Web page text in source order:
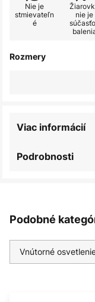
Nie je
stmievateľn
é
nie je
Rozmery
Podrobnosti
Viac informácií
Podobné
Vnútorné